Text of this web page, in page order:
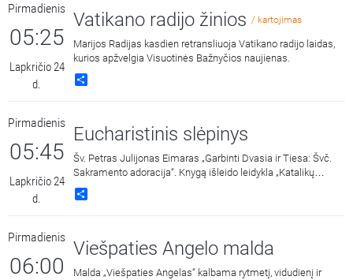
Pirmadienis
05:25
Lapkričio 24
d.
Vatikano radijo žinios / kartojimas
Marijos Radijas kasdien retransliuoja Vatikano radijo laidas,
kurios apžvelgia Visuotinės Bažnyčios naujienas.
Pirmadienis
05:45
Lapkričio 24
d.
Eucharistinis slėpinys
Šv. Petras Julijonas Eimaras „Garbinti Dvasia ir Tiesa: Švč.
Sakramento adoracija“. Knygą išleido leidykla „Katalikų
pasaulio leidiniai“ 2018 metais. Skaito Vilius Kaminskas.
Pirmadienis
06:00
Viešpaties Angelo malda
Malda „Viešpaties Angelas“ kalbama rytmetį, vidudienį ir